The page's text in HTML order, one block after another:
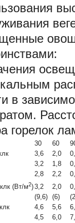
в
горелок
30 60
3,6 2,0
3,2
1,8
2,8
2,2
(Вт/м2)3,2 2,0
(9,6) (6)
4,6 5,6
4,5
6,0